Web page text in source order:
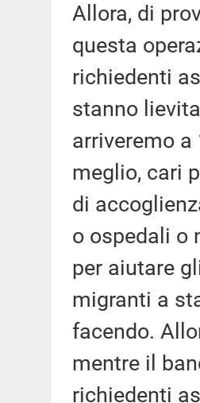
Allora, di
questa
richiedenti
stanno
arriveremo
meglio, cari
di
o ospedali o
per aiutare
migranti a
facendo.
mentre il
richiedenti